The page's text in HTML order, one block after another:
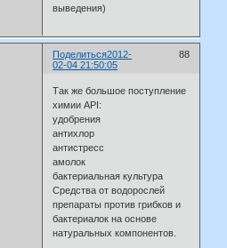
выведения)
Поделиться 88
2012-
02-04 21:50:05
Так же большое поступление
химии API:
удобрения
антихлор
антистресс
амолок
бактериальная культура
Средства от водорослей
препараты против грибков и
бактериалок на основе
натуральных компонентов.